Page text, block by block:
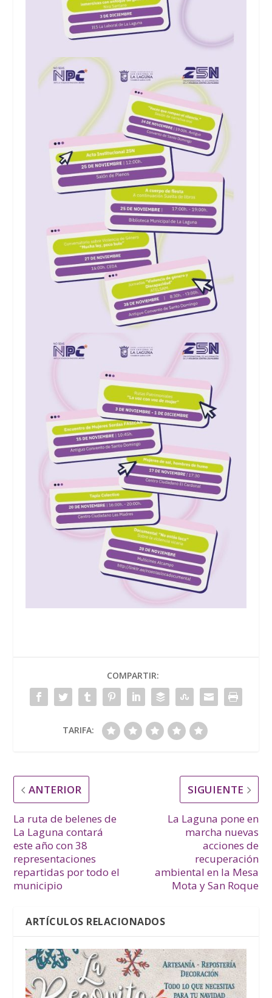
COMPARTIR:
TARIFA:
ANTERIOR
La ruta de belenes de
La Laguna contará
este año con 38
representaciones
repartidas por todo el
municipio
SIGUIENTE
La Laguna pone en
marcha nuevas
acciones de
recuperación
ambiental en la Mesa
Mota y San Roque
ARTÍCULOS RELACIONADOS